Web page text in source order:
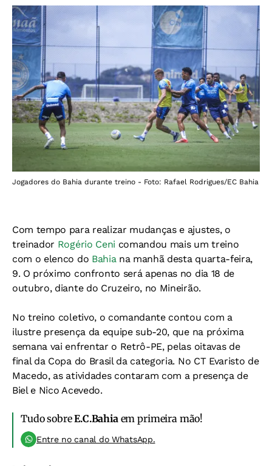
Jogadores do Bahia durante treino - Foto: Rafael Rodrigues/EC Bahia
Com tempo para realizar mudanças e ajustes, o
treinador Rogério Ceni comandou mais um treino
com o elenco do Bahia na manhã desta quarta-feira,
9. O próximo confronto será apenas no dia 18 de
outubro, diante do Cruzeiro, no Mineirão.
No treino coletivo, o comandante contou com a
ilustre presença da equipe sub-20, que na próxima
semana vai enfrentar o Retrô-PE, pelas oitavas de
final da Copa do Brasil da categoria. No CT Evaristo de
Macedo, as atividades contaram com a presença de
Biel e Nico Acevedo.
Tudo sobreE.C.Bahia em primeira mão!
Entre no canal do WhatsApp.